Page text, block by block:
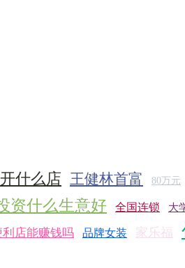
什么店 王健林首富 80万元
资什么生意好 全国连锁 大
利店能赚钱吗 品牌女装 家乐福